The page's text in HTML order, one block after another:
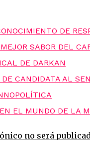
DE
SABOR DEL
DE DARKAN
DE CANDIDATA AL
EL MUNDO DE LA
no será